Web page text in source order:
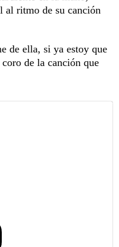
al ritmo de su canción
de ella, si ya estoy que
de la canción que